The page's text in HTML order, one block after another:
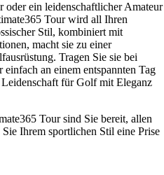
oder ein leidenschaftlicher Amateur
Tour wird all Ihren
Stil, kombiniert mit
macht sie zu einer
Tragen Sie sie bei
an einem entspannten Tag
für Golf mit Eleganz
Tour sind Sie bereit, allen
Ihrem sportlichen Stil eine Prise